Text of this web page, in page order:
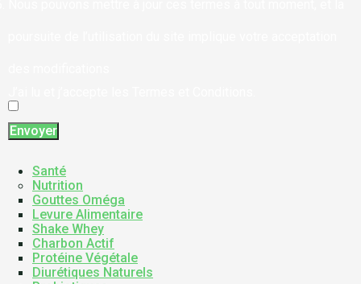
Envoyer
Santé
Nutrition
Gouttes Oméga
Levure Alimentaire
Shake Whey
Charbon Actif
Protéine Végétale
Diurétiques Naturels